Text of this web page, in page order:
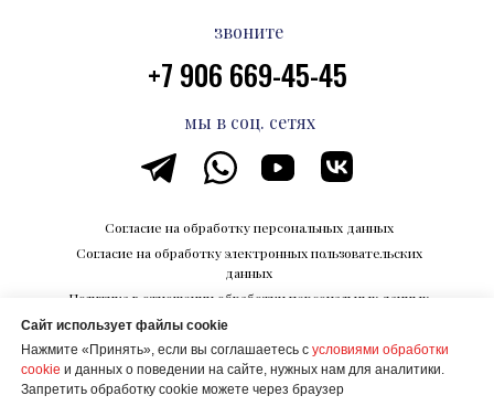
© ООО "КОРПОРАЦИИ БУДУЩЕГО"
ИНН 6700027506
звоните
+7 906 669-45-45
Каталог впечатлений на Razvedka.World
Политика в отношении обработки персональных данных
Согласие на обработку электронных пользовательских
данных
Согласие на обработку персональных данных
мы в соц. сетях
Сайт использует файлы cookie
Нажмите «Принять», если вы соглашаетесь с условиями обработки
cookie и данных о поведении на сайте, нужных нам для аналитики.
Запретить обработку cookie можете через браузер